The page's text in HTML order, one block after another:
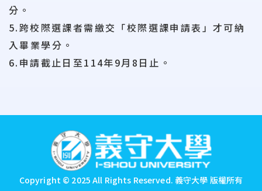
分。
5.跨校際選課者需繳交「校際選課申請表」才可納
入畢業學分。
6.申請截止日至114年9月8日止。
Copyright © 2025 All Rights Reserved. 義守大學 版權所有